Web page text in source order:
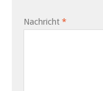
Nachricht *